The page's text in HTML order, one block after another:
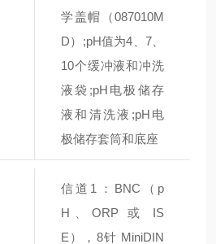
学盖帽（087010M
D）;pH值为4、7、
10个缓冲液和冲洗
液袋;pH电极储存
液和清洗液;pH电
极储存套筒和底座
信道1：BNC（p
H、ORP 或 IS
E），8针 MiniDIN